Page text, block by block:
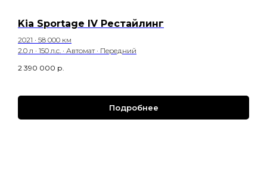
Kia Sportage IV Рестайлинг
2021 · 58 000 км
2.0 л · 150 л.с. · Автомат · Передний
2 390 000 р.
Подробнее